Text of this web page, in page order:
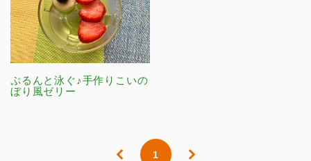
ぷるんと泳ぐ♪手作りこいの
ぼり風ゼリー
1